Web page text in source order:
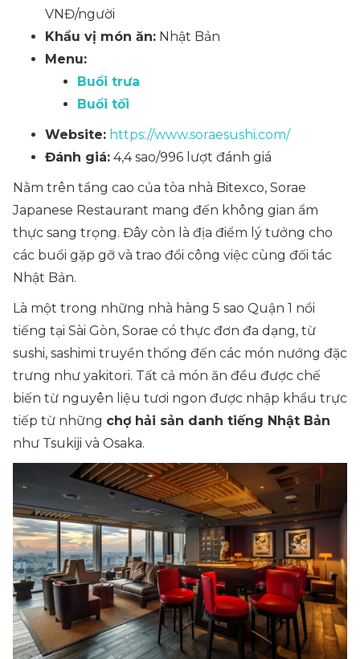
VNĐ/người
Khẩu vị món ăn: Nhật Bản
Menu:
Buổi trưa
Buổi tối
Website: https://www.soraesushi.com/
Đánh giá: 4,4 sao/996 lượt đánh giá
Nằm trên tầng cao của tòa nhà Bitexco, Sorae
Japanese Restaurant mang đến không gian ẩm
thực sang trọng. Đây còn là địa điểm lý tưởng cho
các buổi gặp gỡ và trao đổi công việc cùng đối tác
Nhật Bản.
Là một trong những nhà hàng 5 sao Quận 1 nổi
tiếng tại Sài Gòn, Sorae có thực đơn đa dạng, từ
sushi, sashimi truyền thống đến các món nướng đặc
trưng như yakitori. Tất cả món ăn đều được chế
biến từ nguyên liệu tươi ngon được nhập khẩu trực
tiếp từ những chợ hải sản danh tiếng Nhật Bản
như Tsukiji và Osaka.